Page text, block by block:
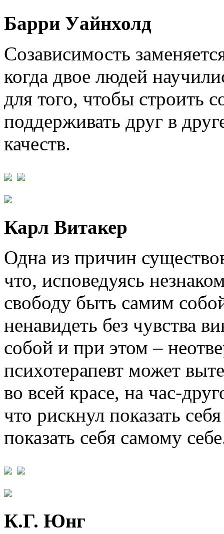
Барри Уайнхолд
Созависимость
когда двое людей
для того, чтобы строить
поддерживать друг в
качеств.
Карл Витакер
Одна из причин
что, исповедуясь
свободу быть самим
ненавидеть без чувства
собой и при этом –
психотерапевт может
во всей красе, на час-
что рискнул показать
показать себя самому
К.Г. Юнг